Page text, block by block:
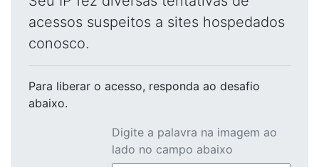
acessos suspeitos a sites hospedados
conosco.
Para liberar o acesso, responda ao desafio
abaixo.
Digite a palavra na imagem ao
lado no campo abaixo